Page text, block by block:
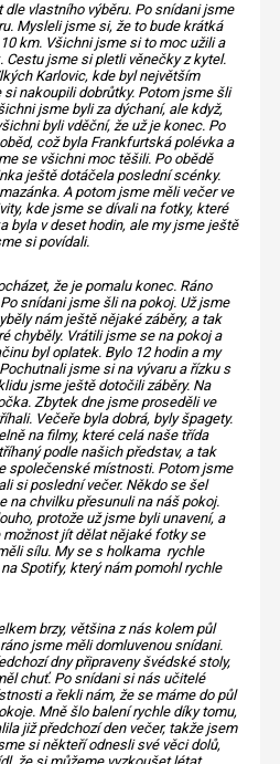
vlastního výběru. Po snídani jsme
Mysleli jsme si, že to bude krátká
km. Všichni jsme si to moc užili a
jsme si pletli věnečky z kytel.
Karlovic, kde byl největším
nakoupili dobrůtky. Potom jsme šli
jsme byli za dýchaní, ale když,
byli vděční, že už je konec. Po
což byla Frankfurtská polévka a
se všichni moc těšili. Po obědě
ještě dotáčela poslední scénky.
A potom jsme měli večer ve
kde jsme se dívali na fotky, které
byla v deset hodin, ale my jsme ještě
si povídali.
že je pomalu konec. Ráno
snídani jsme šli na pokoj. Už jsme
nám ještě nějaké záběry, a tak
chyběly. Vrátili jsme se na pokoj a
byl oplatek. Bylo 12 hodin a my
jsme si na vývaru a řízku s
jsme ještě dotočili záběry. Na
Zbytek dne jsme proseděli ve
Večeře byla dobrá, byly špagety.
na filmy, které celá naše třída
podle našich představ, a tak
společenské místnosti. Potom jsme
si poslední večer. Někdo se šel
na chvilku přesunuli na náš pokoj.
protože už jsme byli unavení, a
jít dělat nějaké fotky se
sílu. My se s holkama rychle
Spotify, který nám pomohl rychle
brzy, většina z nás kolem půl
jsme měli domluvenou snídani.
dny připraveny švédské stoly,
chuť. Po snídani si nás učitelé
a řekli nám, že se máme do půl
Mně šlo balení rychle díky tomu,
již předchozí den večer, takže jsem
si někteří odnesli své věci dolů,